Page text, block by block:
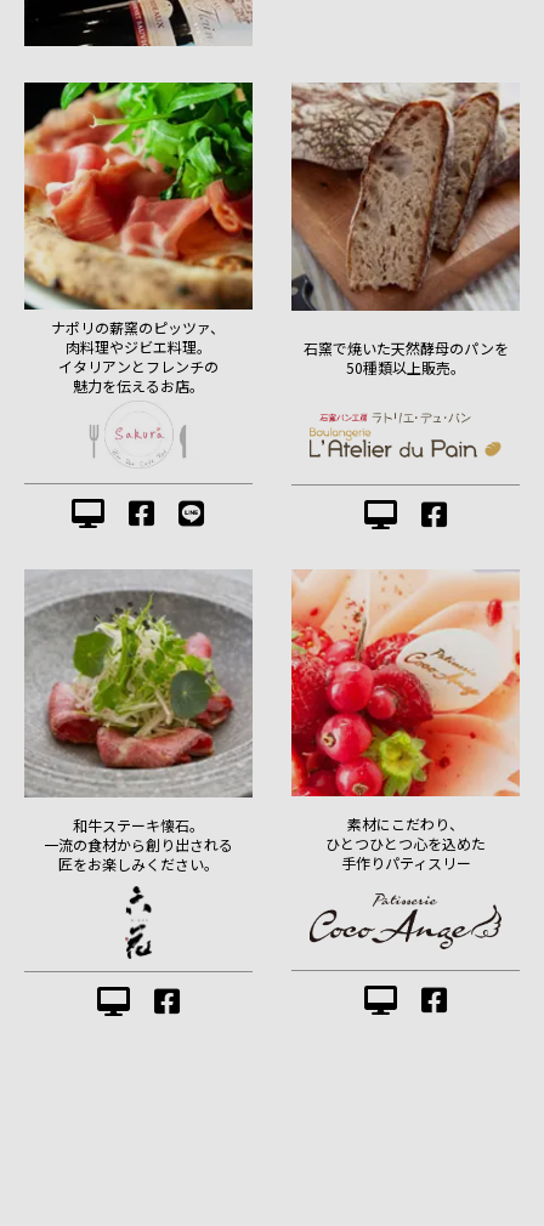
ナポリの薪窯のピッツァ、
肉料理やジビエ料理。
イタリアンとフレンチの
魅力を伝えるお店。
石窯で焼いた天然酵母のパンを
50種類以上販売。
和牛ステーキ懐石。
一流の食材から創り出される
匠をお楽しみください。
素材にこだわり、
ひとつひとつ心を込めた
手作りパティスリー